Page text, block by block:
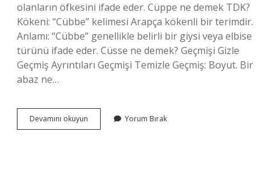
olanların öfkesini ifade eder. Cüppe ne demek TDK?
Kökeni: “Cübbe” kelimesi Arapça kökenli bir terimdir.
Anlamı: “Cübbe” genellikle belirli bir giysi veya elbise
türünü ifade eder. Cüsse ne demek? Geçmişi Gizle
Geçmiş Ayrıntıları Geçmişi Temizle Geçmiş: Boyut. Bir
abaz ne…
Devamını okuyun
Anlamı
Yorum Bırak